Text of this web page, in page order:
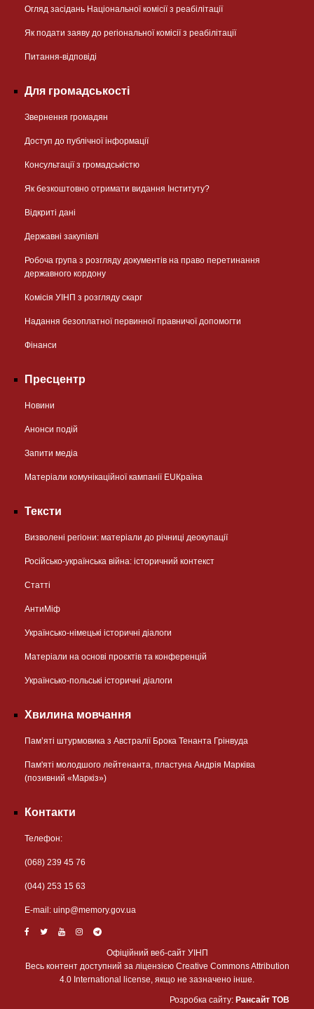
Огляд засідань Національної комісії з реабілітації
Як подати заяву до регіональної комісії з реабілітації
Питання-відповіді
Для громадськості
Звернення громадян
Доступ до публічної інформації
Консультації з громадськістю
Як безкоштовно отримати видання Інституту?
Відкриті дані
Державні закупівлі
Робоча група з розгляду документів на право перетинання
державного кордону
Комісія УІНП з розгляду скарг
Надання безоплатної первинної правничої допомогти
Фінанси
Пресцентр
Новини
Анонси подій
Запити медіа
Матеріали комунікаційної кампанії EUКраїна
Тексти
Визволені регіони: матеріали до річниці деокупації
Російсько-українська війна: історичний контекст
Статті
АнтиМіф
Українсько-німецькі історичні діалоги
Матеріали на основі проєктів та конференцій
Українсько-польські історичні діалоги
Хвилина мовчання
Пам’яті штурмовика з Австралії Брока Тенанта Грінвуда
Пам'яті молодшого лейтенанта, пластуна Андрія Марківа
(позивний «Маркіз»)
Контакти
Телефон:
(068) 239 45 76
(044) 253 15 63
Е-mail: uinp@memory.gov.ua
Офіційний веб-сайт УІНП
Весь контент доступний за ліцензією Creative Commons Attribution
4.0 International license, якщо не зазначено інше.
Розробка сайту: Рансайт ТОВ